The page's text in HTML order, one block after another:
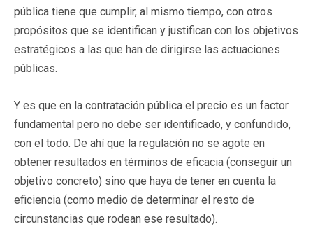
pública tiene que cumplir, al mismo tiempo, con otros
propósitos que se identifican y justifican con los objetivos
estratégicos a las que han de dirigirse las actuaciones
públicas.
Y es que en la contratación pública el precio es un factor
fundamental pero no debe ser identificado, y confundido,
con el todo. De ahí que la regulación no se agote en
obtener resultados en términos de eficacia (conseguir un
objetivo concreto) sino que haya de tener en cuenta la
eficiencia (como medio de determinar el resto de
circunstancias que rodean ese resultado).